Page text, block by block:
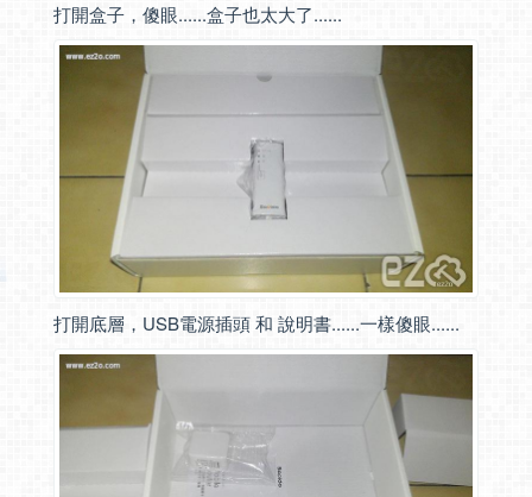
打開盒子，傻眼......盒子也太大了......
打開底層，USB電源插頭 和 說明書......一樣傻眼......